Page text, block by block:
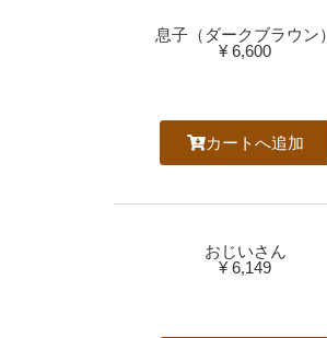
息子（ダークブラウン）
¥ 6,600
カートへ追加
おじいさん
¥ 6,149